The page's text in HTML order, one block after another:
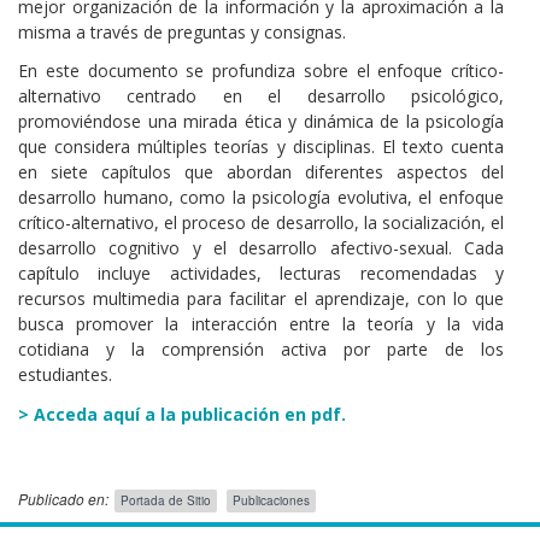
mejor organización de la información y la aproximación a la
misma a través de preguntas y consignas.
En este documento se profundiza sobre el enfoque crítico-
alternativo centrado en el desarrollo psicológico,
promoviéndose una mirada ética y dinámica de la psicología
que considera múltiples teorías y disciplinas. El texto cuenta
en siete capítulos que abordan diferentes aspectos del
desarrollo humano, como la psicología evolutiva, el enfoque
crítico-alternativo, el proceso de desarrollo, la socialización, el
desarrollo cognitivo y el desarrollo afectivo-sexual. Cada
capítulo incluye actividades, lecturas recomendadas y
recursos multimedia para facilitar el aprendizaje, con lo que
busca promover la interacción entre la teoría y la vida
cotidiana y la comprensión activa por parte de los
estudiantes.
> Acceda aquí a la publicación en pdf.
Publicado en: Portada de Sitio Publicaciones